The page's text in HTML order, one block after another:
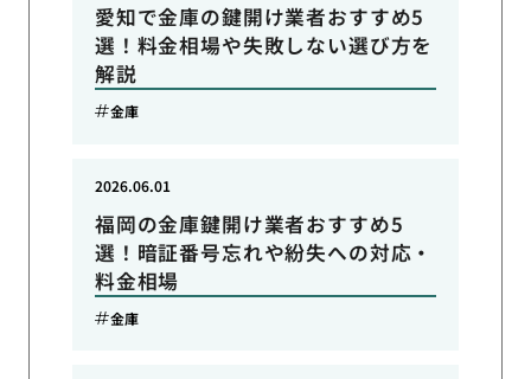
愛知で金庫の鍵開け業者おすすめ5
選！料金相場や失敗しない選び方を
解説
金庫
福岡の金庫鍵開け業者おすすめ5
選！暗証番号忘れや紛失への対応・
料金相場
2026.06.01
金庫